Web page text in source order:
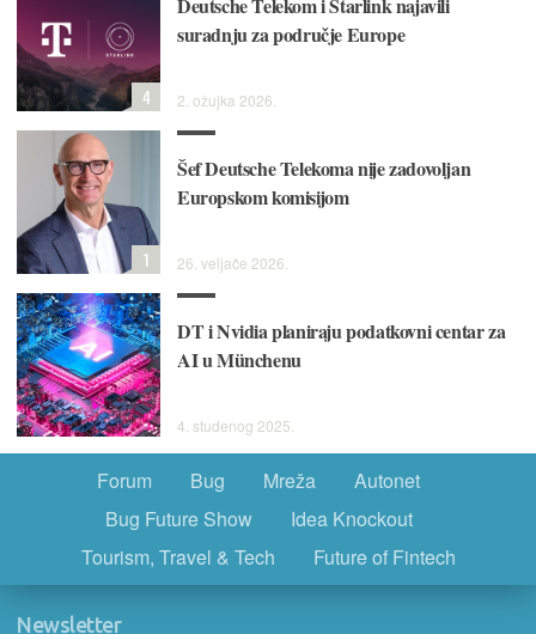
Deutsche Telekom i Starlink najavili
suradnju za područje Europe
2. ožujka 2026.
4
Šef Deutsche Telekoma nije zadovoljan
Europskom komisijom
26. veljače 2026.
1
DT i Nvidia planiraju podatkovni centar za
AI u Münchenu
4. studenog 2025.
Forum Bug Mreža
Autonet
Bug Future Show
Idea Knockout
Tourism, Travel & Tech
Future of Fintech
Newsletter